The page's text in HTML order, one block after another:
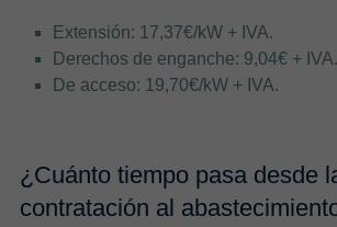
Extensión: 17,37€/kW + IVA.
Derechos de enganche: 9,04€ + IVA.
De acceso: 19,70€/kW + IVA.
¿Cuánto tiempo pasa desde
contratación al